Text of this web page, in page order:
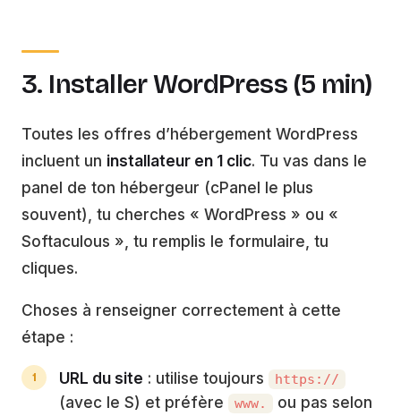
3. Installer WordPress (5 min)
Toutes les offres d’hébergement WordPress
incluent un installateur en 1 clic. Tu vas dans le
panel de ton hébergeur (cPanel le plus
souvent), tu cherches « WordPress » ou «
Softaculous », tu remplis le formulaire, tu
cliques.
Choses à renseigner correctement à cette
étape :
URL du site : utilise toujours https://
(avec le S) et préfère www.
ou pas selon